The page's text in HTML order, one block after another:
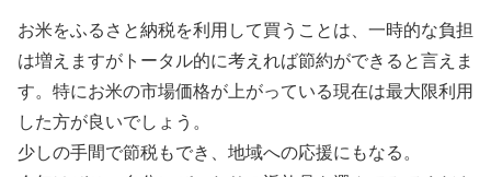
お米をふるさと納税を利用して買うことは、一時的な負担
は増えますがトータル的に考えれば節約ができると言えま
す。特にお米の市場価格が上がっている現在は最大限利用
した方が良いでしょう。
少しの手間で節税もでき、地域への応援にもなる。